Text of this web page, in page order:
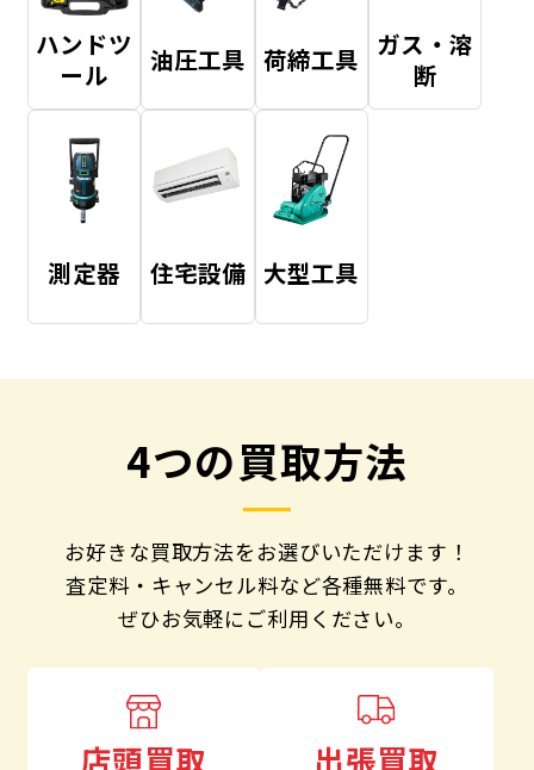
ハンドツ
ール
油圧工具 荷締工具
ガス・溶
断
測定器 住宅設備 大型工具
4つの買取方法
お好きな買取方法をお選びいただけます！
査定料・キャンセル料など各種無料です。
ぜひお気軽にご利用ください。
店頭買取 出張買取